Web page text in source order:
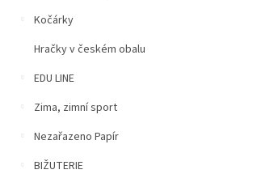
Kočárky
Hračky v českém obalu
EDU LINE
Zima, zimní sport
Nezařazeno Papír
BIŽUTERIE